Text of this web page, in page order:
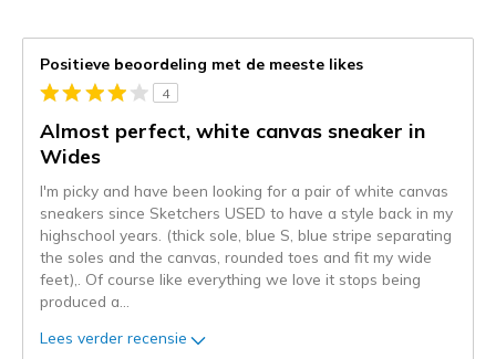
Positieve beoordeling met de meeste likes
4
Almost perfect, white canvas sneaker in
Wides
I'm picky and have been looking for a pair of white canvas
sneakers since Sketchers USED to have a style back in my
highschool years. (thick sole, blue S, blue stripe separating
the soles and the canvas, rounded toes and fit my wide
feet),. Of course like everything we love it stops being
produced a
Lees verder recensie